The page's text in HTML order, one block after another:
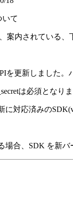
いて
案内されている、
を更新しました。
は必須とな
対応済みの
場合、SDK を新